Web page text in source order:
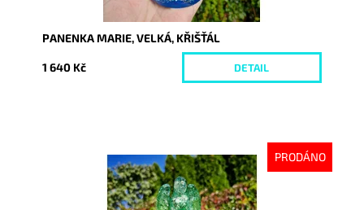
PANENKA MARIE, VELKÁ, KŘIŠŤÁL
1 640 Kč DETAIL
PRODÁNO
Vyprodáno
10353